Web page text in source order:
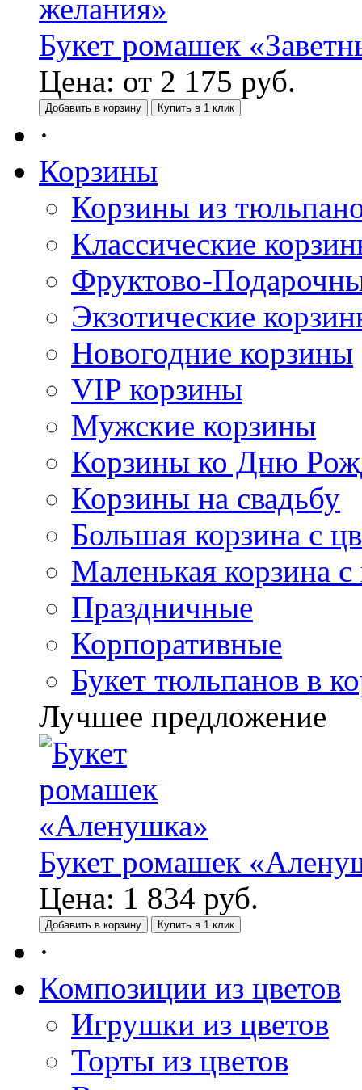
Букет ромашек
Цена: от 2 175 руб.
Добавить в корзину Купить в 1 клик
·
Корзины
Корзины из
Классические
Фруктово-
Экзотические
Новогодние корзины
VIP корзины
Мужские корзины
Корзины ко Дню
Корзины на свадьбу
Большая корзина с
Маленькая корзина
Праздничные
Корпоративные
Букет тюльпанов в
Лучшее предложение
Букет ромашек
Цена: 1 834 руб.
Добавить в корзину Купить в 1 клик
·
Композиции из цветов
Игрушки из цветов
Торты из цветов